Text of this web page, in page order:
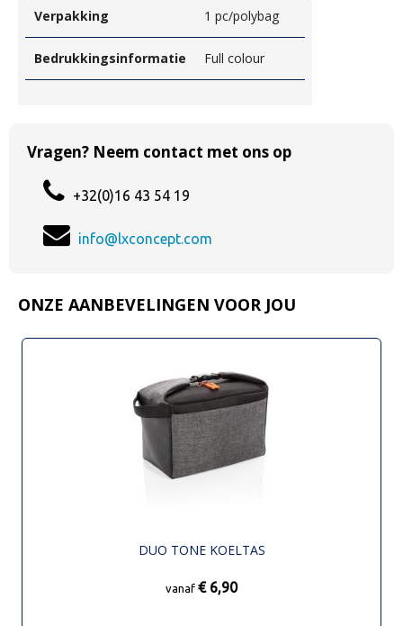
Verpakking 1 pc/polybag
Bedrukkingsinformatie Full colour
Vragen? Neem contact met ons op
+32(0)16 43 54 19
info@lxconcept.com
ONZE AANBEVELINGEN VOOR JOU
DUO TONE KOELTAS
vanaf € 6,90